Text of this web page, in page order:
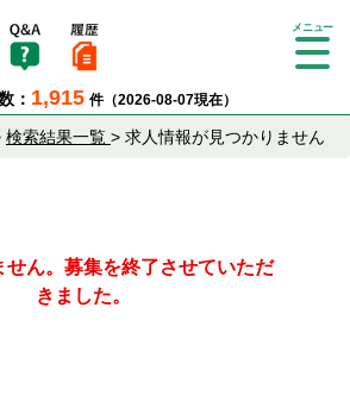
： 1,915 件（2026-08-07現在）
Tog
ion
検索結果一覧 > 求人情報が見つかりません
せん。募集を終了させていただ
きました。